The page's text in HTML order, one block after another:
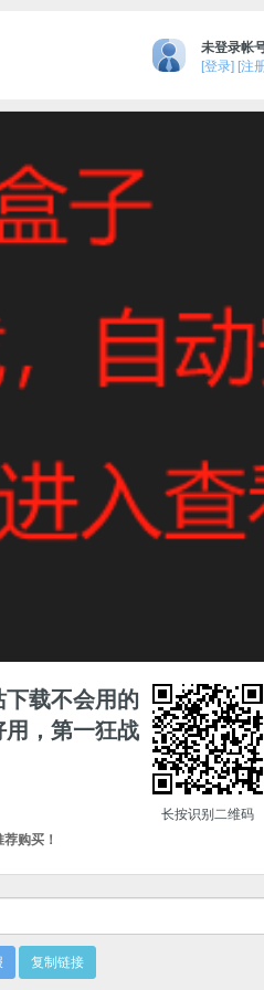
未登录帐
[登录] [注
下载不会用的
，第一狂战
购买！
长按识别二维码
复制链接